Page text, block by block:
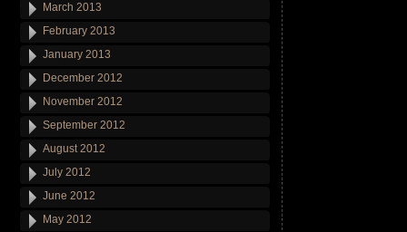
March 2013
February 2013
January 2013
December 2012
November 2012
September 2012
August 2012
July 2012
June 2012
May 2012